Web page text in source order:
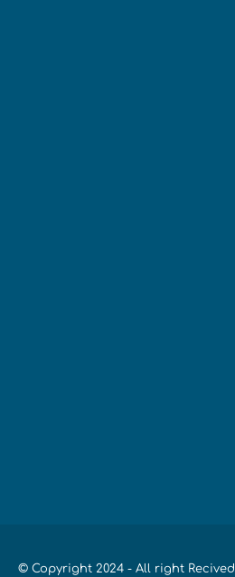
© Copyright 2024 - All right Recived